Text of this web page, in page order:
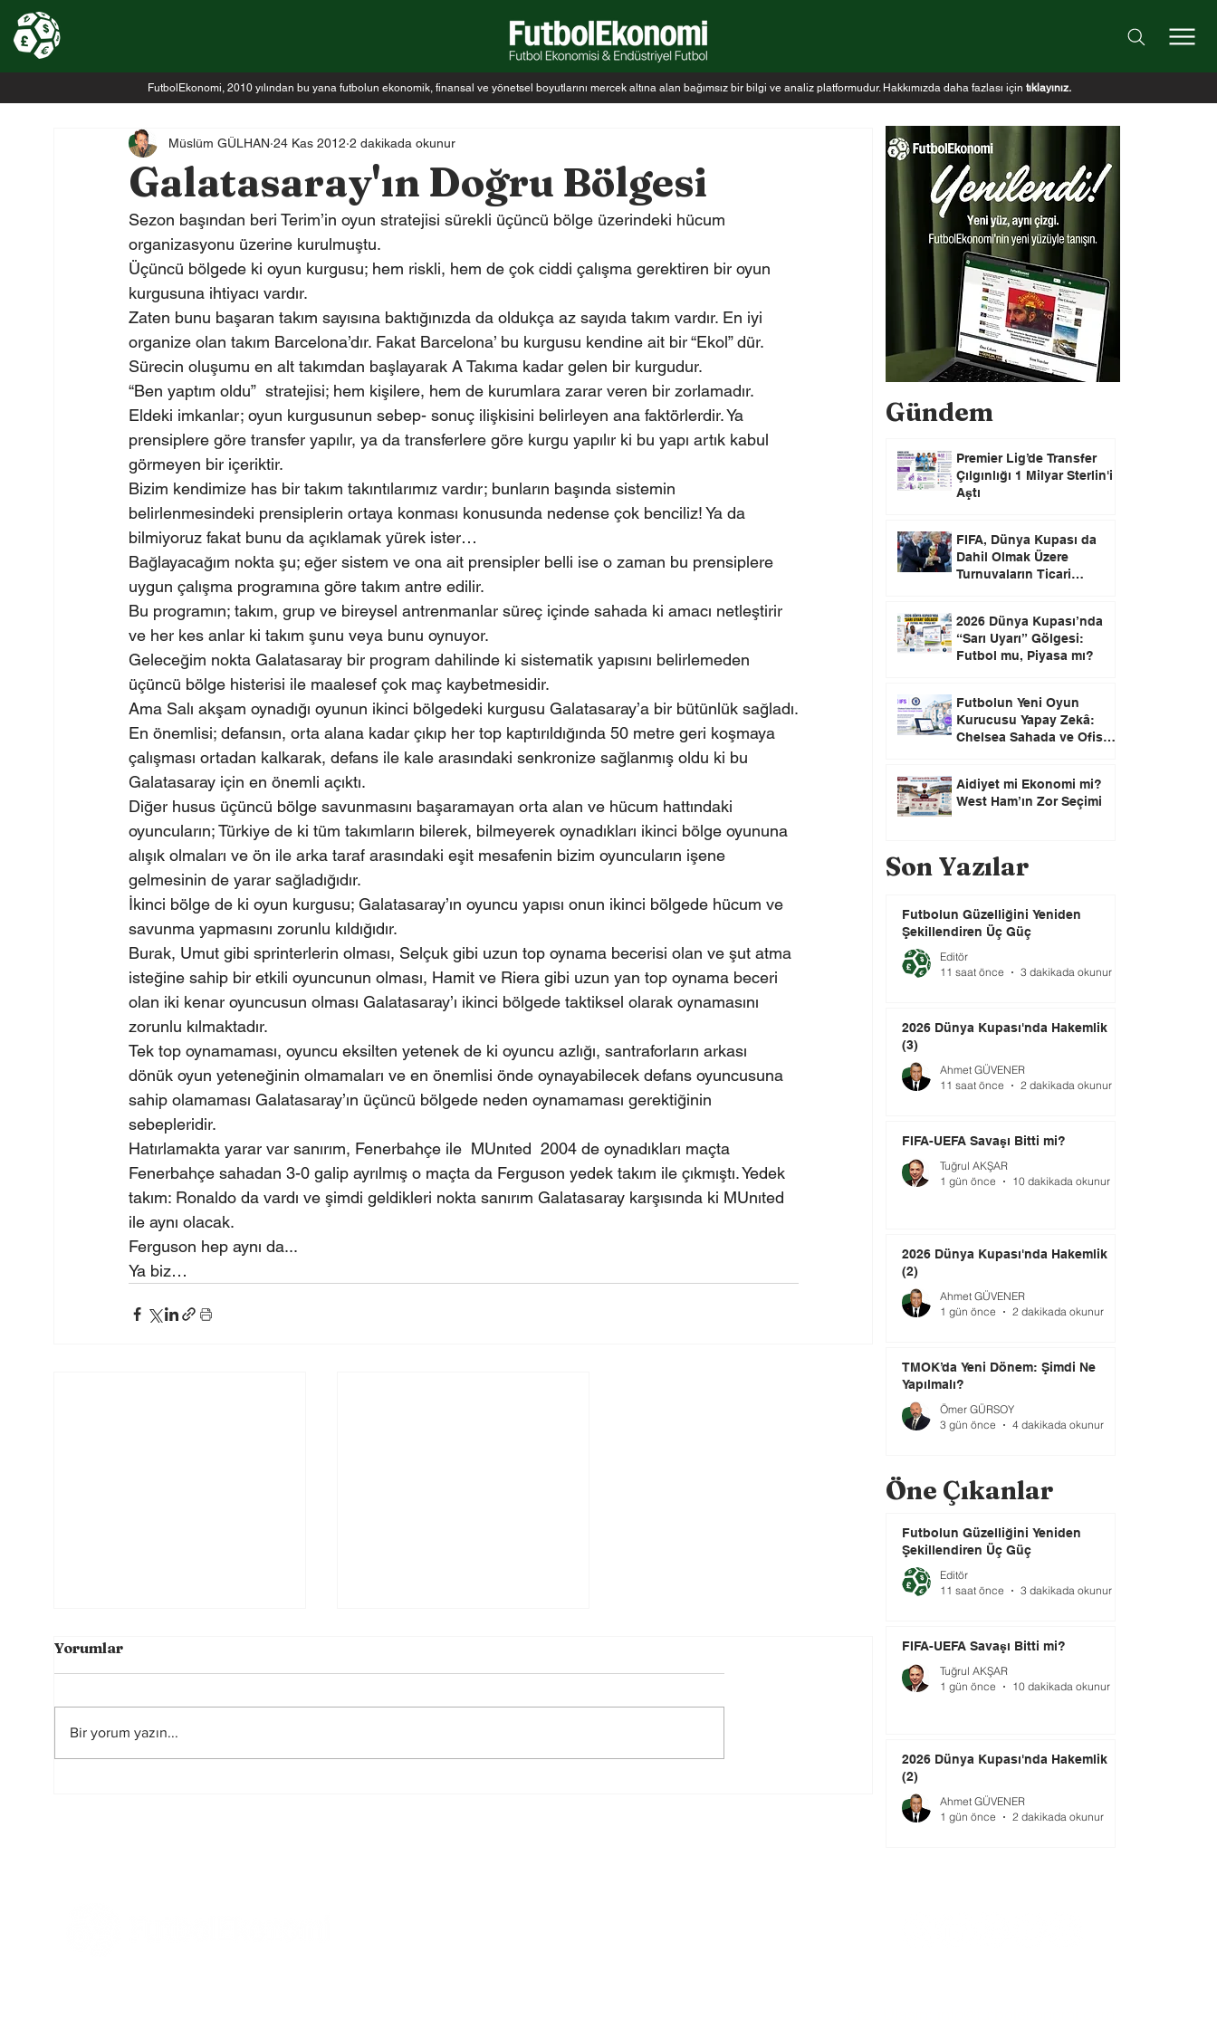
FutbolEkonomi, 2010 yılından bu yana futbolun ekonomik, finansal ve yönetsel boyutlarını mercek altına alan bağımsız bir bilgi ve analiz platformudur. Hakkımızda daha fazlası için tıklayınız.
Galatasaray'ın Doğru Bölgesi
Müslüm GÜLHAN 24 Kas 2012 2 dakikada okunur
Sezon başından beri Terim’in oyun stratejisi sürekli üçüncü bölge üzerindeki hücum
organizasyonu üzerine kurulmuştu.
Üçüncü bölgede ki oyun kurgusu; hem riskli, hem de çok ciddi çalışma gerektiren bir oyun
kurgusuna ihtiyacı vardır.
Zaten bunu başaran takım sayısına baktığınızda da oldukça az sayıda takım vardır. En iyi
organize olan takım Barcelona’dır. Fakat Barcelona’ bu kurgusu kendine ait bir “Ekol” dür.
Sürecin oluşumu en alt takımdan başlayarak A Takıma kadar gelen bir kurgudur.
“Ben yaptım oldu”  stratejisi; hem kişilere, hem de kurumlara zarar veren bir zorlamadır.
Eldeki imkanlar; oyun kurgusunun sebep- sonuç ilişkisini belirleyen ana faktörlerdir. Ya
prensiplere göre transfer yapılır, ya da transferlere göre kurgu yapılır ki bu yapı artık kabul
görmeyen bir içeriktir.
Bizim kendimize has bir takım takıntılarımız vardır; bunların başında sistemin
belirlenmesindeki prensiplerin ortaya konması konusunda nedense çok benciliz! Ya da
bilmiyoruz fakat bunu da açıklamak yürek ister…
Bağlayacağım nokta şu; eğer sistem ve ona ait prensipler belli ise o zaman bu prensiplere
uygun çalışma programına göre takım antre edilir.
Bu programın; takım, grup ve bireysel antrenmanlar süreç içinde sahada ki amacı netleştirir
ve her kes anlar ki takım şunu veya bunu oynuyor.
Geleceğim nokta Galatasaray bir program dahilinde ki sistematik yapısını belirlemeden
üçüncü bölge histerisi ile maalesef çok maç kaybetmesidir.
Ama Salı akşam oynadığı oyunun ikinci bölgedeki kurgusu Galatasaray’a bir bütünlük sağladı.
En önemlisi; defansın, orta alana kadar çıkıp her top kaptırıldığında 50 metre geri koşmaya
çalışması ortadan kalkarak, defans ile kale arasındaki senkronize sağlanmış oldu ki bu
Galatasaray için en önemli açıktı.
Diğer husus üçüncü bölge savunmasını başaramayan orta alan ve hücum hattındaki
oyuncuların; Türkiye de ki tüm takımların bilerek, bilmeyerek oynadıkları ikinci bölge oyununa
alışık olmaları ve ön ile arka taraf arasındaki eşit mesafenin bizim oyuncuların işene
gelmesinin de yarar sağladığıdır.
İkinci bölge de ki oyun kurgusu; Galatasaray’ın oyuncu yapısı onun ikinci bölgede hücum ve
savunma yapmasını zorunlu kıldığıdır.
Burak, Umut gibi sprinterlerin olması, Selçuk gibi uzun top oynama becerisi olan ve şut atma
isteğine sahip bir etkili oyuncunun olması, Hamit ve Riera gibi uzun yan top oynama beceri
olan iki kenar oyuncusun olması Galatasaray’ı ikinci bölgede taktiksel olarak oynamasını
zorunlu kılmaktadır.
Tek top oynamaması, oyuncu eksilten yetenek de ki oyuncu azlığı, santraforların arkası
dönük oyun yeteneğinin olmamaları ve en önemlisi önde oynayabilecek defans oyuncusuna
sahip olamaması Galatasaray’ın üçüncü bölgede neden oynamaması gerektiğinin
sebepleridir.
Hatırlamakta yarar var sanırım, Fenerbahçe ile  MUnıted  2004 de oynadıkları maçta
Fenerbahçe sahadan 3-0 galip ayrılmış o maçta da Ferguson yedek takım ile çıkmıştı. Yedek
takım: Ronaldo da vardı ve şimdi geldikleri nokta sanırım Galatasaray karşısında ki MUnıted
ile aynı olacak.
Ferguson hep aynı da...
Ya biz…
Yorumlar
Bir yorum yazın...
Gündem
Premier Lig’de Transfer
Çılgınlığı 1 Milyar Sterlin'i
Aştı
FIFA, Dünya Kupası da
Dahil Olmak Üzere
Turnuvaların Ticari
2026 Dünya Kupası’nda
“Sarı Uyarı” Gölgesi:
Futbol mu, Piyasa mı?
Futbolun Yeni Oyun
Kurucusu Yapay Zekâ:
Chelsea Sahada ve Ofiste
Aidiyet mi Ekonomi mi?
West Ham’ın Zor Seçimi
Son Yazılar
Futbolun Güzelliğini Yeniden
Şekillendiren Üç Güç
Editör
11 saat önce
3 dakikada okunur
2026 Dünya Kupası'nda Hakemlik
(3)
Ahmet GÜVENER
11 saat önce
2 dakikada okunur
FIFA-UEFA Savaşı Bitti mi?
Tuğrul AKŞAR
1 gün önce
10 dakikada okunur
2026 Dünya Kupası'nda Hakemlik
(2)
Ahmet GÜVENER
1 gün önce
2 dakikada okunur
TMOK’da Yeni Dönem: Şimdi Ne
Yapılmalı?
Ömer GÜRSOY
3 gün önce
4 dakikada okunur
Öne Çıkanlar
Futbolun Güzelliğini Yeniden
Şekillendiren Üç Güç
Editör
11 saat önce
3 dakikada okunur
FIFA-UEFA Savaşı Bitti mi?
Tuğrul AKŞAR
1 gün önce
10 dakikada okunur
2026 Dünya Kupası'nda Hakemlik
(2)
Ahmet GÜVENER
1 gün önce
2 dakikada okunur